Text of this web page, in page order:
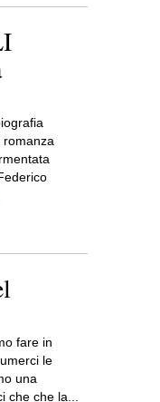
fare in
le
una
che che la...